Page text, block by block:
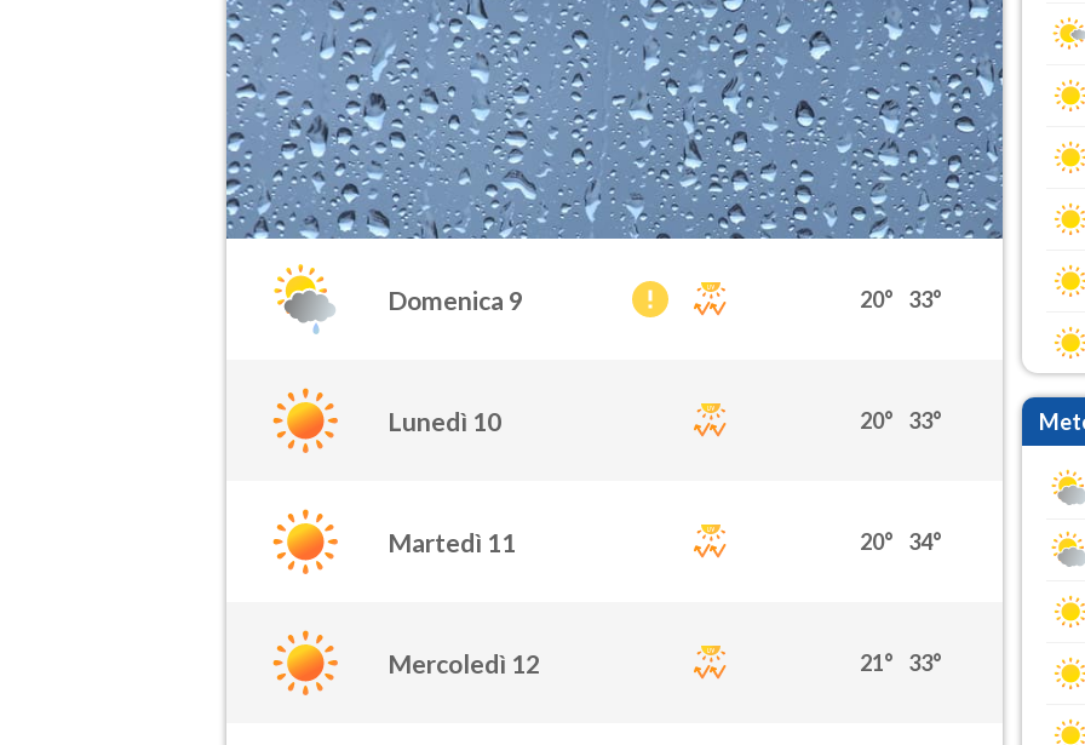
Domenica 9 20° 33°
Lunedì 10 20° 33°
Martedì 11 20° 34°
Mercoledì 12 21° 33°